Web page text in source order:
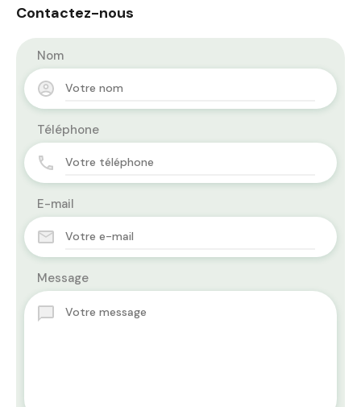
Contactez-nous
Nom
Téléphone
E-mail
Message